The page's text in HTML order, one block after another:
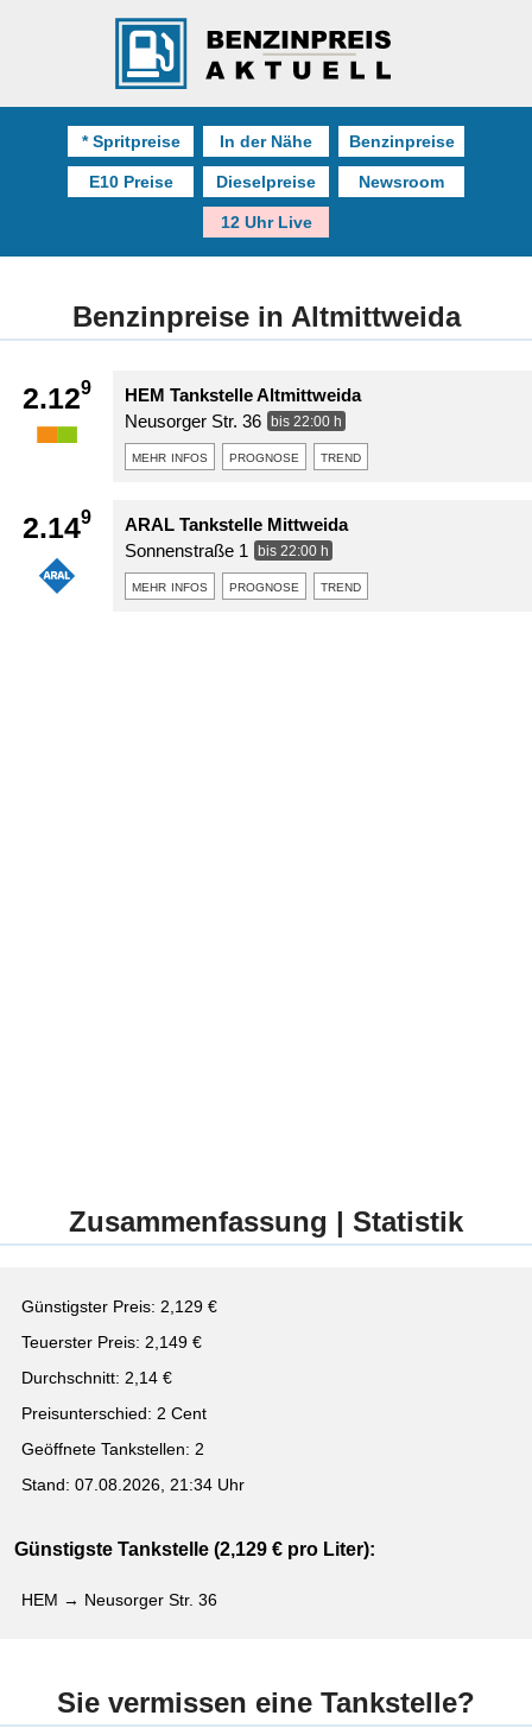
* Spritpreise In der Nähe Benzinpreise
E10 Preise Dieselpreise Newsroom
12 Uhr Live
Benzinpreise in Altmittweida
2.129
HEM Tankstelle Altmittweida
Neusorger Str. 36
bis 22:00 h
mehr infos prognose trend
2.149
ARAL Tankstelle Mittweida
Sonnenstraße 1
bis 22:00 h
mehr infos prognose trend
Zusammenfassung | Statistik
Günstigster Preis: 2,129 €
Teuerster Preis: 2,149 €
Durchschnitt: 2,14 €
Preisunterschied: 2 Cent
Geöffnete Tankstellen: 2
Stand: 07.08.2026, 21:34 Uhr
Günstigste Tankstelle (2,129 € pro Liter):
HEM → Neusorger Str. 36
Sie vermissen eine Tankstelle?